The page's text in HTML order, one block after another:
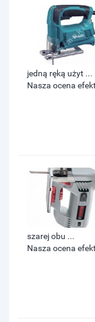
jedną ręką użyt ...
Nasza ocena
szarej obu ...
Nasza ocena